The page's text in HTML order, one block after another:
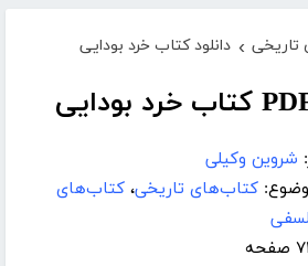
تاریخی › دانلود کتاب خرد بودایی
شروین وکیلی
کتاب‌های تاریخی، کتاب‌های